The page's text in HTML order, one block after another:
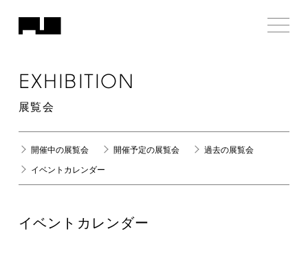
EXHIBITION
展覧会
開催中の展覧会 開催予定の展覧会 過去の展覧会
イベントカレンダー
イベントカレンダー